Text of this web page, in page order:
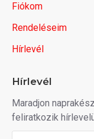
Fiókom
Rendeléseim
Hírlevél
Hírlevél
Maradjon
feliratkozik